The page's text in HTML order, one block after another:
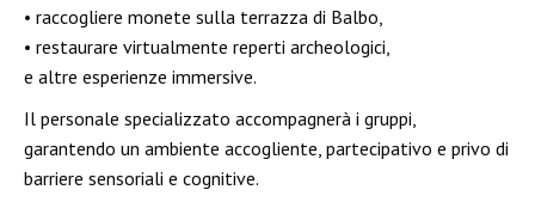
• raccogliere monete sulla terrazza di Balbo,
• restaurare virtualmente reperti archeologici,
e altre esperienze immersive.
Il personale specializzato accompagnerà i gruppi,
garantendo un ambiente accogliente, partecipativo e privo di
barriere sensoriali e cognitive.